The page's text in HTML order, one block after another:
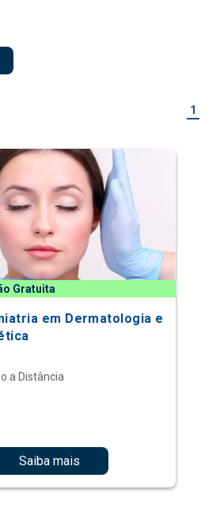
1
Gratuita
em Dermatologia e
a Distância
Saiba mais